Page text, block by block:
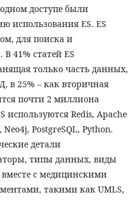
доступе были
использования ES. ES
для поиска и
41% статей ES
только часть данных,
в 25% – как вторичная
почти 2 миллиона
используются Redis, Apache
PostgreSQL, Python.
детали
типы данных, виды
вместе с медицинскими
такими как UMLS,